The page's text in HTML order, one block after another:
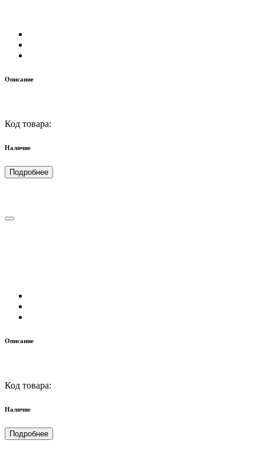
Описание
Код товара:
Наличие
Подробнее
Описание
Код товара:
Наличие
Подробнее